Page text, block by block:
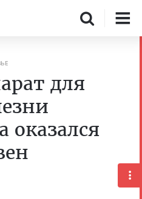
для
оказался